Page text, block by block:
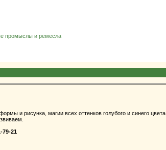
и рисунка, магии всех оттенков голубого и синего цвета.
79-21